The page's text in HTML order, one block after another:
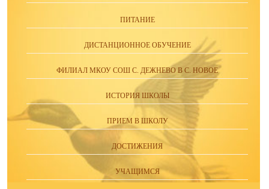
ПИТАНИЕ
ДИСТАНЦИОННОЕ ОБУЧЕНИЕ
ФИЛИАЛ МКОУ СОШ С. ДЕЖНЕВО В С. НОВОЕ
ИСТОРИЯ ШКОЛЫ
ПРИЕМ В ШКОЛУ
ДОСТИЖЕНИЯ
УЧАЩИМСЯ